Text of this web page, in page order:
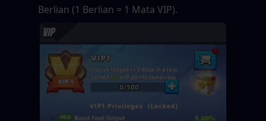
Berlian (1 Berlian = 1 Mata VIP).